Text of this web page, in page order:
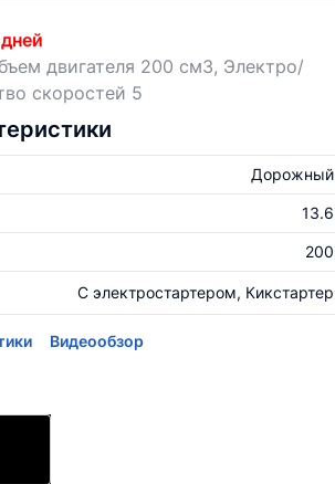
двигателя 200 см3, Электро/
скоростей 5
Дорожный
13.6
200
С электростартером, Кикстартер
Видеообзор